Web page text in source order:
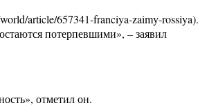
article/657341-franciya-zaimy-rossiya).
потерпевшими», – заявил
отметил он.